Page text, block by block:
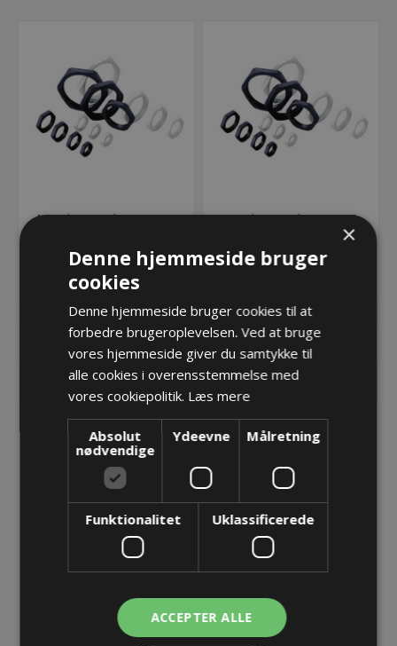
Møtrik metrisk M20x1,5,
4,68 kr.
Lager: 132 på lager
KØB
Møtrik metrisk M25x1,5,
5,91 kr.
KØB
Møtrik metrisk M32x1,5,
PA, sort
11,66 kr.
Møtrik metrisk M40x1,5,
PA, sort
26,80 kr.
×
Denne hjemmeside bruger
cookies
Denne hjemmeside bruger cookies til at
forbedre brugeroplevelsen. Ved at bruge
vores hjemmeside giver du samtykke til
alle cookies i overensstemmelse med
vores cookiepolitik. Læs mere
Absolut
nødvendige
Ydeevne Målretning
Funktionalitet Uklassificerede
ACCEPTER ALLE